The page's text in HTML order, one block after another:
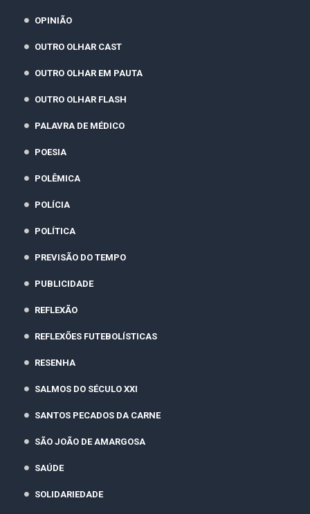
OPINIÃO
OUTRO OLHAR CAST
OUTRO OLHAR EM PAUTA
OUTRO OLHAR FLASH
PALAVRA DE MÉDICO
POESIA
POLÊMICA
POLÍCIA
POLÍTICA
PREVISÃO DO TEMPO
PUBLICIDADE
REFLEXÃO
REFLEXÕES FUTEBOLÍSTICAS
RESENHA
SALMOS DO SÉCULO XXI
SANTOS PECADOS DA CARNE
SÃO JOÃO DE AMARGOSA
SAÚDE
SOLIDARIEDADE